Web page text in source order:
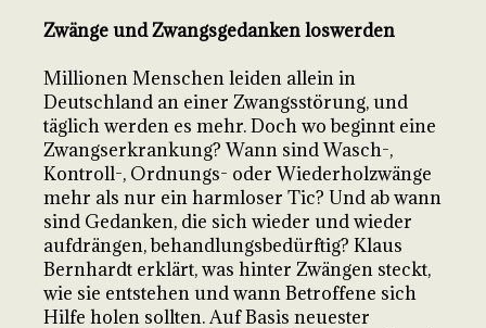
Zwänge und Zwangsgedanken loswerden
Millionen Menschen leiden allein in
Deutschland an einer Zwangsstörung, und
täglich werden es mehr. Doch wo beginnt eine
Zwangserkrankung? Wann sind Wasch-,
Kontroll-, Ordnungs- oder Wiederholzwänge
mehr als nur ein harmloser Tic? Und ab wann
sind Gedanken, die sich wieder und wieder
aufdrängen, behandlungsbedürftig? Klaus
Bernhardt erklärt, was hinter Zwängen steckt,
wie sie entstehen und wann Betroffene sich
Hilfe holen sollten. Auf Basis neuester